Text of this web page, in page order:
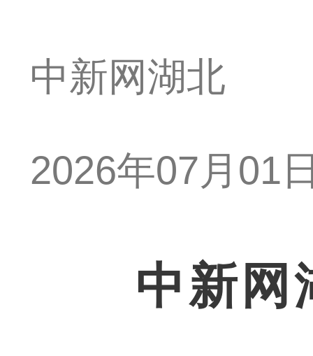
中新网湖北
2026年07月01
中新网